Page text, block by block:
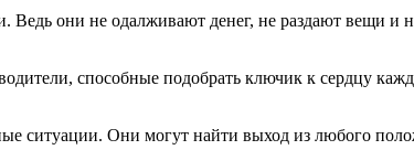
Ведь они не одалживают денег, не раздают вещи и
способные подобрать ключик к сердцу
ситуации. Они могут найти выход из любого